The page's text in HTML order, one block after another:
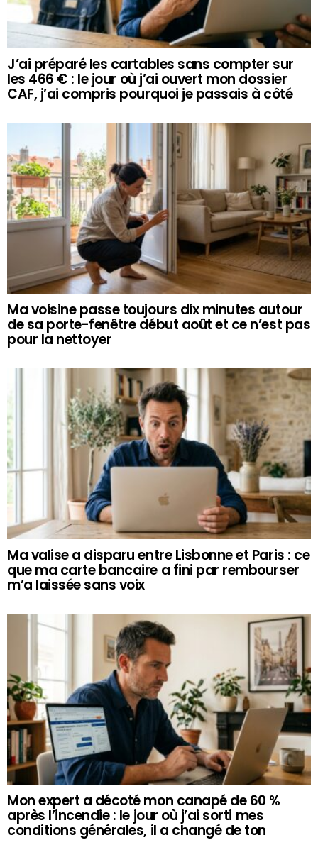
J’ai préparé les cartables sans compter sur
les 466 € : le jour où j’ai ouvert mon dossier
CAF, j’ai compris pourquoi je passais à côté
Ma voisine passe toujours dix minutes autour
de sa porte-fenêtre début août et ce n’est pas
pour la nettoyer
Ma valise a disparu entre Lisbonne et Paris : ce
que ma carte bancaire a fini par rembourser
m’a laissée sans voix
Mon expert a décoté mon canapé de 60 %
après l’incendie : le jour où j’ai sorti mes
conditions générales, il a changé de ton